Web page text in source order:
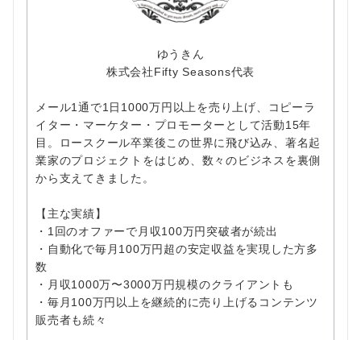
ゆうきん
株式会社Fifty Seasons代表
メール1通で1日1000万円以上を売り上げ、コピーラ
イター・マーケター・プロモーターとして活動15年
目。ロースクール卒業後この世界に飛び込み、著名起
業家のプロジェクトをはじめ、数々のビジネスを裏側
から支えてきました。
【主な実績】
・1回のオファーで月収100万円突破者が続出
・自動化で毎月100万円超の安定収益を実現した方多
数
・月収1000万〜3000万円規模のクライアントも
・毎月100万円以上を継続的に売り上げるコンテンツ
販売者も続々